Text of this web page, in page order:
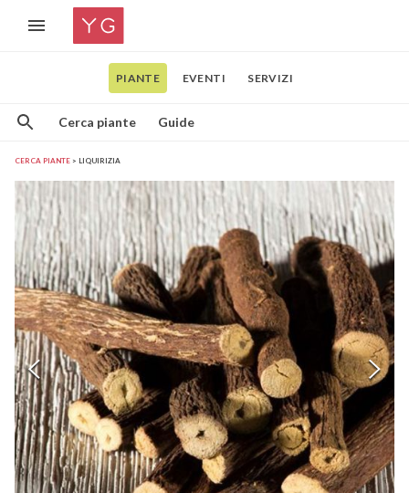
PIANTE EVENTI SERVIZI
Cerca piante Guide
CERCA PIANTE LIQUIRIZIA